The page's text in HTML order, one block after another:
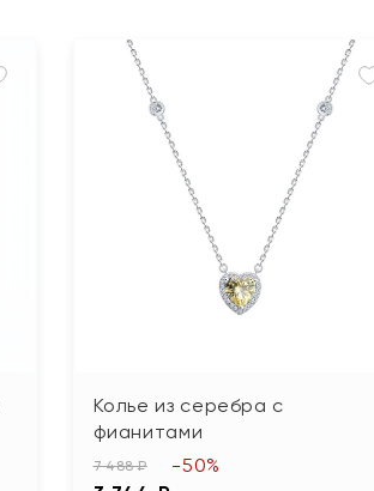
Колье из серебра с
фианитами
7 488 ₽ -50%